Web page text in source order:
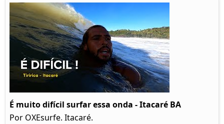
É muito difícil surfar essa onda - Itacaré BA
Por OXEsurfe. Itacaré.